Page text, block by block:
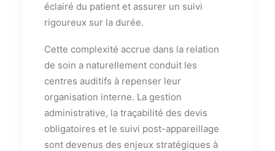
éclairé du patient et assurer un suivi
rigoureux sur la durée.
Cette complexité accrue dans la relation
de soin a naturellement conduit les
centres auditifs à repenser leur
organisation interne. La gestion
administrative, la traçabilité des devis
obligatoires et le suivi post-appareillage
sont devenus des enjeux stratégiques à